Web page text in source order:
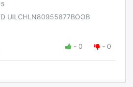
UILCHLN80955877BOOB
- 0 - 0